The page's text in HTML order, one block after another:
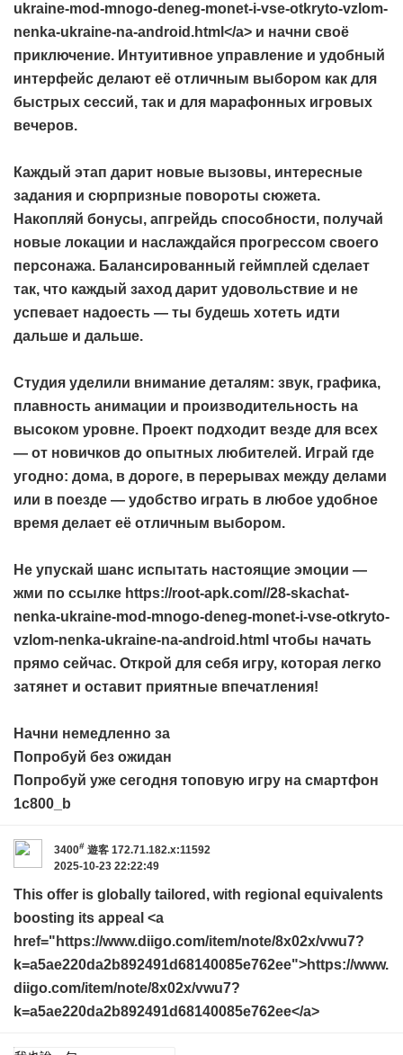
ukraine-mod-mnogo-deneg-monet-i-vse-otkryto-vzlom-
nenka-ukraine-na-android.html</a> и начни своё
приключение. Интуитивное управление и удобный
интерфейс делают её отличным выбором как для
быстрых сессий, так и для марафонных игровых
вечеров.
Каждый этап дарит новые вызовы, интересные
задания и сюрпризные повороты сюжета.
Накопляй бонусы, апгрейдь способности, получай
новые локации и наслаждайся прогрессом своего
персонажа. Балансированный геймплей сделает
так, что каждый заход дарит удовольствие и не
успевает надоесть — ты будешь хотеть идти
дальше и дальше.
Студия уделили внимание деталям: звук, графика,
плавность анимации и производительность на
высоком уровне. Проект подходит везде для всех
— от новичков до опытных любителей. Играй где
угодно: дома, в дороге, в перерывах между делами
или в поезде — удобство играть в любое удобное
время делает её отличным выбором.
Не упускай шанс испытать настоящие эмоции —
жми по ссылке https://root-apk.com//28-skachat-
nenka-ukraine-mod-mnogo-deneg-monet-i-vse-otkryto-
vzlom-nenka-ukraine-na-android.html чтобы начать
прямо сейчас. Открой для себя игру, которая легко
затянет и оставит приятные впечатления!
Начни немедленно за
Попробуй без ожидан
Попробуй уже сегодня топовую игру на смартфон
1c800_b
3400# 遊客 172.71.182.x:11592
2025-10-23 22:22:49
This offer is globally tailored, with regional equivalents
boosting its appeal <a
href="https://www.diigo.com/item/note/8x02x/vwu7?
k=a5ae220da2b892491d68140085e762ee">https://www.
diigo.com/item/note/8x02x/vwu7?
k=a5ae220da2b892491d68140085e762ee</a>